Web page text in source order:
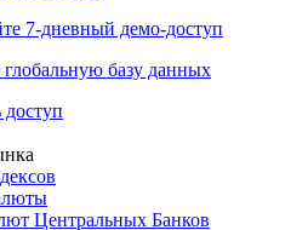
7-дневный демо-доступ
базу данных
Центральных Банков